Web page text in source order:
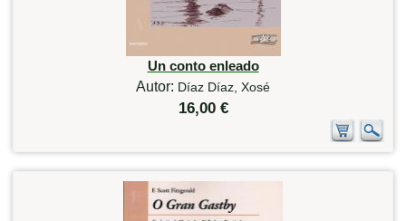
Un conto enleado
Autor: Díaz Díaz, Xosé
16,00 €